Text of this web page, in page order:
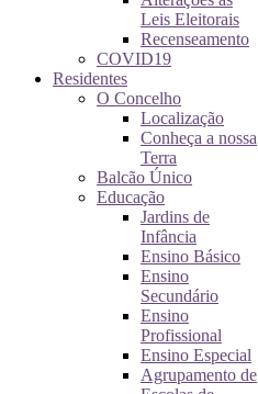
Leis Eleitorais
Recenseamento
COVID19
Residentes
O Concelho
Localização
Conheça a nossa
Terra
Balcão Único
Educação
Jardins de
Infância
Ensino Básico
Ensino
Secundário
Ensino
Profissional
Ensino Especial
Agrupamento de